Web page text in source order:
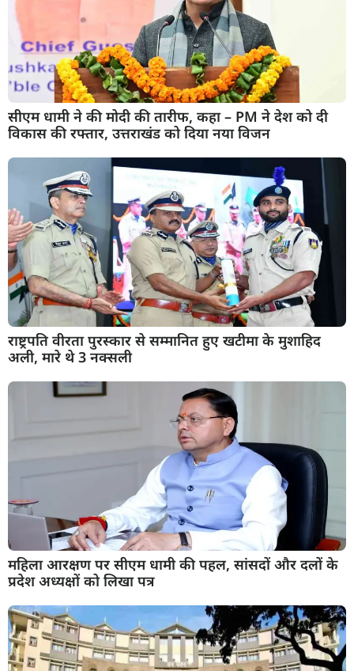
सीएम धामी ने की मोदी की तारीफ, कहा – PM ने देश को दी
विकास की रफ्तार, उत्तराखंड को दिया नया विजन
राष्ट्रपति वीरता पुरस्कार से सम्मानित हुए खटीमा के मुशाहिद
अली, मारे थे 3 नक्सली
महिला आरक्षण पर सीएम धामी की पहल, सांसदों और दलों के
प्रदेश अध्यक्षों को लिखा पत्र